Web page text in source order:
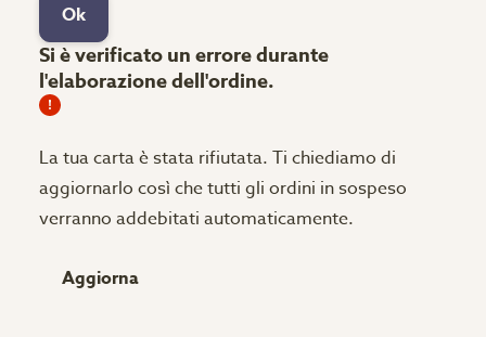
Ok
Si è verificato un errore durante
l'elaborazione dell'ordine.
La tua carta è stata rifiutata. Ti chiediamo di
aggiornarlo così che tutti gli ordini in sospeso
verranno addebitati automaticamente.
Aggiorna